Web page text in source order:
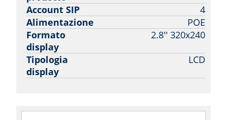
Account SIP
4
Alimentazione
POE
Formato
display
2.8'' 320x240
Tipologia
display
LCD